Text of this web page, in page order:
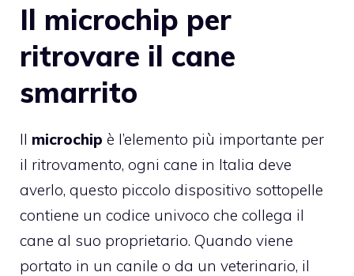
Il microchip per
ritrovare il cane
smarrito
Il microchip è l’elemento più importante per
il ritrovamento, ogni cane in Italia deve
averlo, questo piccolo dispositivo sottopelle
contiene un codice univoco che collega il
cane al suo proprietario. Quando viene
portato in un canile o da un veterinario, il